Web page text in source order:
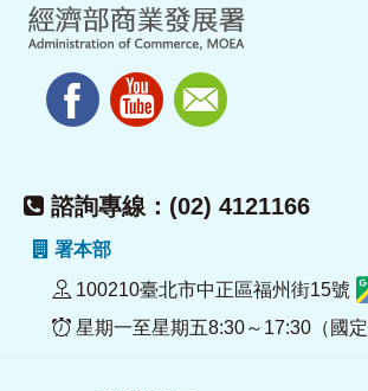
諮詢專線：(02) 4121166
署本部
100210臺北市中正區福州街15號
星期一至星期五8:30～17:30（國定